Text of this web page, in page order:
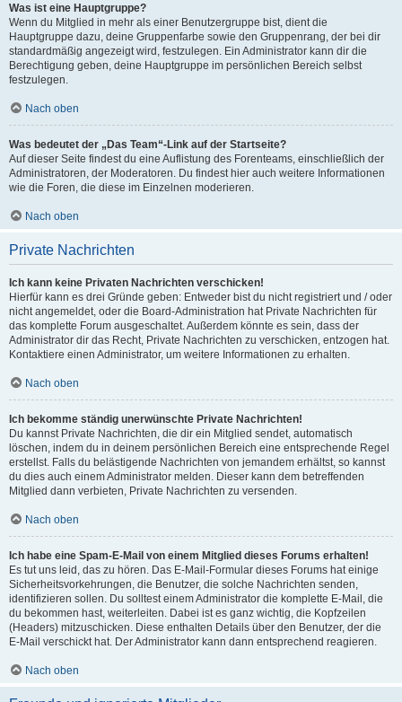
Was ist eine Hauptgruppe?
Wenn du Mitglied in mehr als einer Benutzergruppe bist, dient die
Hauptgruppe dazu, deine Gruppenfarbe sowie den Gruppenrang, der bei dir
standardmäßig angezeigt wird, festzulegen. Ein Administrator kann dir die
Berechtigung geben, deine Hauptgruppe im persönlichen Bereich selbst
festzulegen.
Nach oben
Was bedeutet der „Das Team“-Link auf der Startseite?
Auf dieser Seite findest du eine Auflistung des Forenteams, einschließlich der
Administratoren, der Moderatoren. Du findest hier auch weitere Informationen
wie die Foren, die diese im Einzelnen moderieren.
Nach oben
Private Nachrichten
Ich kann keine Privaten Nachrichten verschicken!
Hierfür kann es drei Gründe geben: Entweder bist du nicht registriert und / oder
nicht angemeldet, oder die Board-Administration hat Private Nachrichten für
das komplette Forum ausgeschaltet. Außerdem könnte es sein, dass der
Administrator dir das Recht, Private Nachrichten zu verschicken, entzogen hat.
Kontaktiere einen Administrator, um weitere Informationen zu erhalten.
Nach oben
Ich bekomme ständig unerwünschte Private Nachrichten!
Du kannst Private Nachrichten, die dir ein Mitglied sendet, automatisch
löschen, indem du in deinem persönlichen Bereich eine entsprechende Regel
erstellst. Falls du belästigende Nachrichten von jemandem erhältst, so kannst
du dies auch einem Administrator melden. Dieser kann dem betreffenden
Mitglied dann verbieten, Private Nachrichten zu versenden.
Nach oben
Ich habe eine Spam-E-Mail von einem Mitglied dieses Forums erhalten!
Es tut uns leid, das zu hören. Das E-Mail-Formular dieses Forums hat einige
Sicherheitsvorkehrungen, die Benutzer, die solche Nachrichten senden,
identifizieren sollen. Du solltest einem Administrator die komplette E-Mail, die
du bekommen hast, weiterleiten. Dabei ist es ganz wichtig, die Kopfzeilen
(Headers) mitzuschicken. Diese enthalten Details über den Benutzer, der die
E-Mail verschickt hat. Der Administrator kann dann entsprechend reagieren.
Nach oben